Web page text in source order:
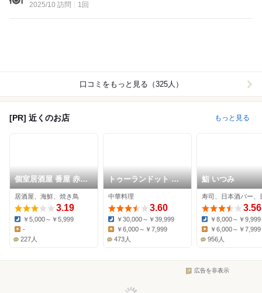
2025/10 訪問
1回
口コミをもっと見る（325人）
[PR] 近くのお店 もっと見る
個室居酒屋 番屋 赤坂
店
居酒屋、海鮮、焼き鳥
3.19
Dinner:
￥5,000～￥5,999
-
227人
トゥーランドット 臥
龍居
中華料理
3.60
Dinner:
￥30,000～￥39,999
￥6,000～￥7,999
473人
鮨 いつみ
3.56
Dinner:
￥8,000～￥9,999
￥6,000～￥7,999
956人
広告を非表示